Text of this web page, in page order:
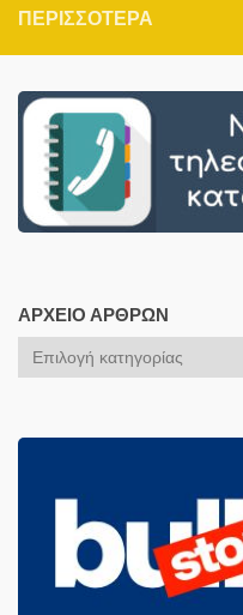
ΠΕΡΙΣΣΌΤΕΡΑ
ΑΡΧΕΊΟ ΆΡΘΡΩΝ
Αρχείο
Άρθρων